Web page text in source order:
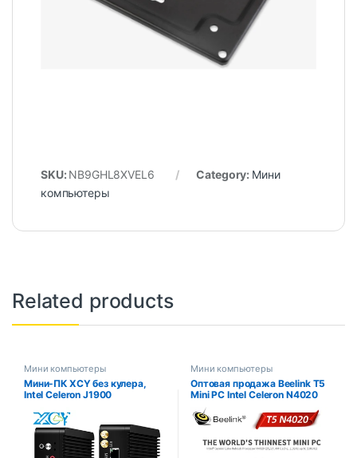
SKU: NB9GHL8XVEL6 Category: Мини
компьютеры
Related products
Мини компьютеры
Мини-ПК XCY без кулера,
Intel Celeron J1900
RS232 2x LAN Windows 10
Linux Embedded IoT
промышленный компьютер
Мини компьютеры
Оптовая продажа Beelink T5
Mini PC Intel Celeron N4020
2,4 ГГц Настольный
компьютер 4 ГБ 64 ГБ
2,4/5,8 ГГц Wi-Fi BT4.0 4K
Настольный компьютер VS
T4 Pro